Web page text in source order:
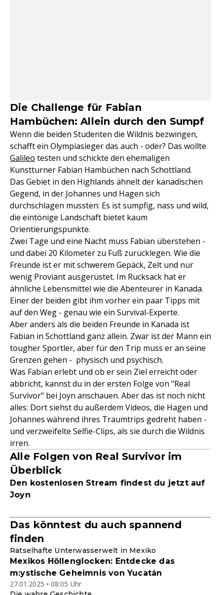
Die Challenge für Fabian
Hambüchen: Allein durch den Sumpf
Wenn die beiden Studenten die Wildnis bezwingen,
schafft ein Olympiasieger das auch - oder? Das wollte
Galileo testen und schickte den ehemaligen
Kunstturner Fabian Hambüchen nach Schottland.
Das Gebiet in den Highlands ähnelt der kanadischen
Gegend, in der Johannes und Hagen sich
durchschlagen mussten: Es ist sumpfig, nass und wild,
die eintönige Landschaft bietet kaum
Orientierungspunkte.
Zwei Tage und eine Nacht muss Fabian überstehen -
und dabei 20 Kilometer zu Fuß zurücklegen. Wie die
Freunde ist er mit schwerem Gepäck, Zelt und nur
wenig Proviant ausgerüstet. Im Rucksack hat er
ähnliche Lebensmittel wie die Abenteurer in Kanada.
Einer der beiden gibt ihm vorher ein paar Tipps mit
auf den Weg - genau wie ein Survival-Experte.
Aber anders als die beiden Freunde in Kanada ist
Fabian in Schottland ganz allein. Zwar ist der Mann ein
tougher Sportler, aber für den Trip muss er an seine
Grenzen gehen - physisch und psychisch.
Was Fabian erlebt und ob er sein Ziel erreicht oder
abbricht, kannst du in der ersten Folge von "Real
Survivor" bei Joyn anschauen. Aber das ist noch nicht
alles: Dort siehst du außerdem Videos, die Hagen und
Johannes während ihres Traumtrips gedreht haben -
und verzweifelte Selfie-Clips, als sie durch die Wildnis
irren.
Alle Folgen von Real Survivor im
Überblick
Den kostenlosen Stream findest du jetzt auf
Joyn
Das könntest du auch spannend
finden
Rätselhafte Unterwasserwelt in Mexiko
Mexikos Höllenglocken: Entdecke das
m:ystische Geheimnis von Yucatán
27.01.2025 • 08:05 Uhr